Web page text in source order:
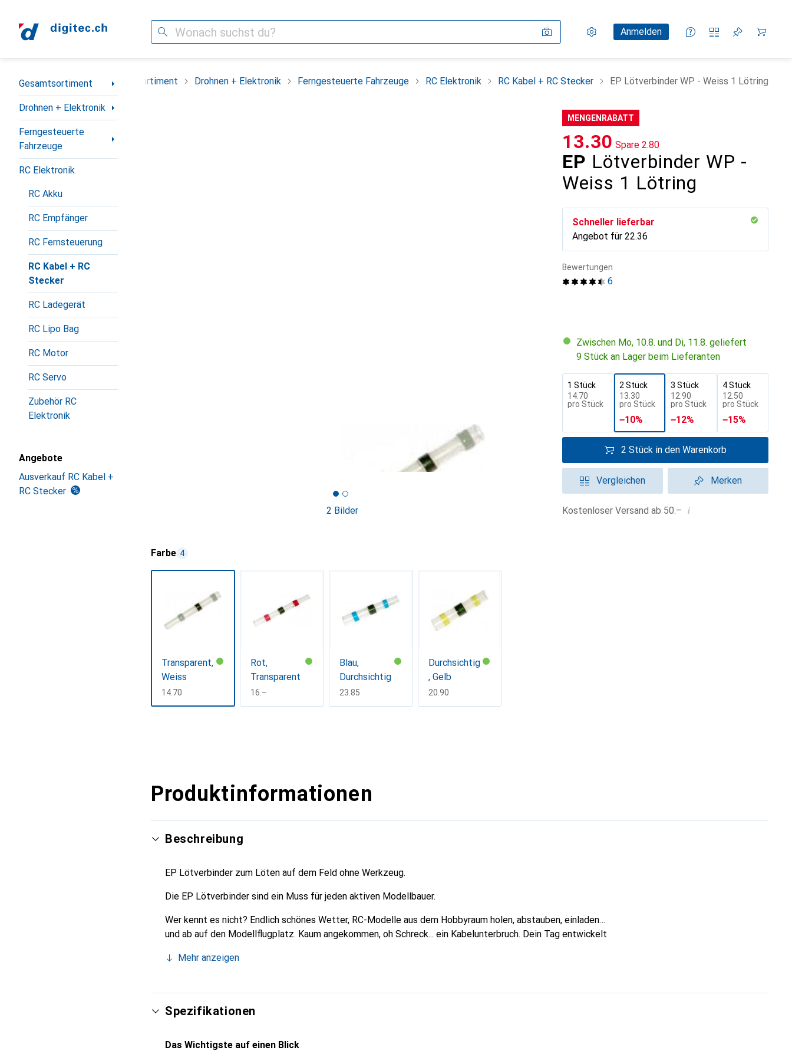
Suche Einstellungen
KundenkontoAnmelden
Vergleichslisten
Merklisten
Warenkorb
Navigation nach Kategorien
Gesamtsortiment
Drohnen + Elektronik
Ferngesteuerte
Fahrzeuge
RC Elektronik
RC Akku
RC Empfänger
RC Fernsteuerung
RC Kabel + RC
Stecker
RC Ladegerät
RC Lipo Bag
RC Motor
RC Servo
Zubehör RC
Elektronik
Angebote
Ausverkauf RC Kabel +
RC Stecker
Gesamtsortiment Drohnen + Elektronik Ferngesteuerte Fahrzeuge RC Elektronik RC Kabel + RC Stecker EP Lötverbinder WP - Weiss 1 Lötring
2 Bilder
MENGENRABATT
EP Lötverbinder WP -
Weiss 1 Lötring
CHF
13.30 Spare CHF
2.80
Schneller lieferbar
Angebot für CHF
22.36
6
Bewertungen
Zwischen Mo, 10.8. und Di, 11.8. geliefert
9 Stück an Lager beim Lieferanten
1 Stück
CHF
14.70
pro Stück
2 Stück
CHF
13.30
pro Stück
−10%
3 Stück
CHF
12.90
pro Stück
−12%
4 Stück
CHF
12.50
pro Stück
−15%
2 Stück in den Warenkorb
Vergleichen Merken
Kostenloser Versand ab 50.– i
Farbe 4
Transparent,
Weiss
CHF
14.70
Rot,
Transparent
CHF
16.–
Blau,
Durchsichtig
CHF
23.85
Durchsichtig
, Gelb
CHF
20.90
Produktinformationen
Beschreibung
EP Lötverbinder zum Löten auf dem Feld ohne Werkzeug.
Die EP Lötverbinder sind ein Muss für jeden aktiven Modellbauer.
Wer kennt es nicht? Endlich schönes Wetter, RC-Modelle aus dem Hobbyraum holen, abstauben, einladen
und ab auf den Modellflugplatz. Kaum angekommen, oh Schreck... ein Kabelunterbruch. Dein Tag entwickelt
Mehr anzeigen
Spezifikationen
Das Wichtigste auf einen Blick